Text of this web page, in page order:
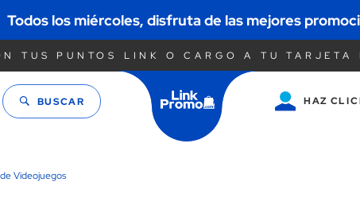
Todos los miércoles, disfruta de las mejores
TUS PUNTOS LINK O CARGO A TU TARJETA
BUSCAR HAZ
Saltar
Videojuegos